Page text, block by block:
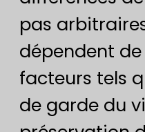
pas
dépendent
facteurs tels
de garde du